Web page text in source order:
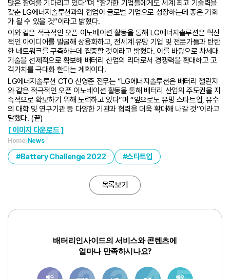
많은 참여를 기다리고 있다”며 “참가한 기업들에게도 세계 최고 기술력을
갖춘 LG에너지솔루션과의 협업이 글로벌 기업으로 성장하는데 좋은 기회
가 될 수 있을 것”이라고 밝혔다.
이와 같은 적극적인 오픈 이노베이션 활동을 통해 LG에너지솔루션은 혁신
적인 아이디어를 발굴해 상용화하고, 전세계 유망 기업 및 전문가들과 탄탄
한 네트워크를 구축하는데 집중할 것이라고 밝혔다. 이를 바탕으로 차세대
기술을 선제적으로 확보해 배터리 산업의 리더로서 경쟁력을 확대하고 고
객가치를 극대화 한다는 계획이다.
LG에너지솔루션 CTO 신영준 전무는 “LG에너지솔루션은 배터리 챌린지
와 같은 적극적인 오픈 이노베이션 활동을 통해 배터리 산업의 주도권을 지
속적으로 확보하기 위해 노력하고 있다”며 “앞으로도 유망 스타트업, 유수
의 대학 및 연구기관 등 다양한 기관과 협력을 더욱 확대해 나갈 것”이라고
말했다. (끝)
[ 이미지 다운로드 ]
Home News
Battery Challenge 2022 스타트업
목록보기
배터리인사이드의 서비스와 콘텐츠에
얼마나 만족하시나요?
1 3 6 8 10